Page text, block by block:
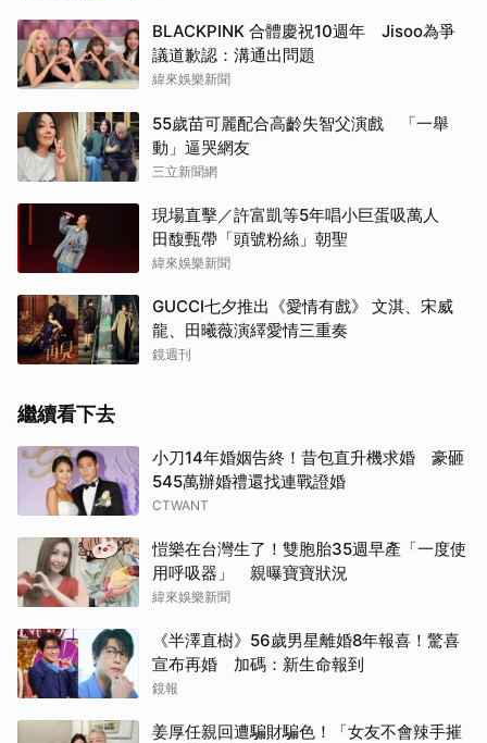
BLACKPINK 合體慶祝10週年 Jisoo為爭
議道歉認：溝通出問題
緯來娛樂新聞
55歲苗可麗配合高齡失智父演戲 「一舉
動」逼哭網友
三立新聞網
現場直擊／許富凱等5年唱小巨蛋吸萬人
田馥甄帶「頭號粉絲」朝聖
緯來娛樂新聞
GUCCI七夕推出《愛情有戲》 文淇、宋威
龍、田曦薇演繹愛情三重奏
鏡週刊
繼續看下去
小刀14年婚姻告終！昔包直升機求婚 豪砸
545萬辦婚禮還找連戰證婚
CTWANT
愷樂在台灣生了！雙胞胎35週早產「一度使
用呼吸器」 親曝寶寶狀況
緯來娛樂新聞
《半澤直樹》56歲男星離婚8年報喜！驚喜
宣布再婚 加碼：新生命報到
鏡報
姜厚任親回遭騙財騙色！「女友不會辣手摧